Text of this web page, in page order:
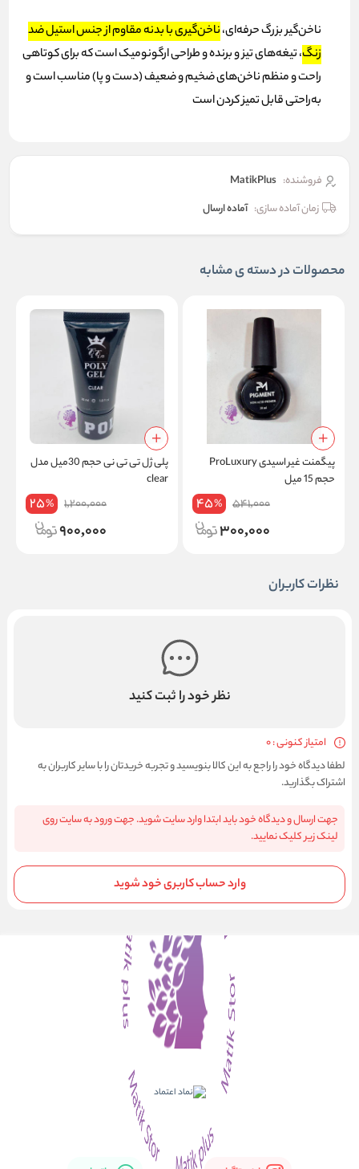
ناخن‌گیر بزرگ حرفه‌ای،ناخن‌گیری با بدنه مقاوم از جنس استیل ضد
زنگ،تیغه‌های تیز و برنده و طراحی ارگونومیک است که برای کوتاهی
راحت و منظم ناخن‌های ضخیم و ضعیف (دست و پا) مناسب است و
به‌راحتی قابل تمیز کردن است
فروشنده: MatikPlus
زمان آماده سازی: آماده ارسال
محصولات در دسته ی مشابه
پیگمنت غیر اسیدی ProLuxury
حجم 15 میل
541,000
45%
300,000
پلی ژل تی تی نی حجم 30میل مدل
clear
1,200,000
25%
900,000
نظرات کاربران
نظر خود را ثبت کنید
امتیاز کنونی : 0
لطفا دیدگاه خود را راجع به این کالا بنویسید و تجربه خریدتان را با سایر کاربران به
اشتراک بگذارید.
جهت ارسال و دیدگاه خود باید ابتدا وارد سایت شوید. جهت ورود به سایت روی
لینک زیر کلیک نمایید.
وارد حساب کاربری خود شوید